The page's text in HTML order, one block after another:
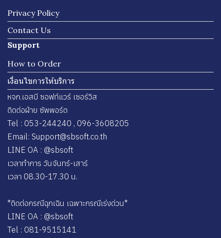
Privacy Policy
Contact Us
Support
How to Order
เงื่อนไขการให้บริการ
หจก.เอสบี ซอฟท์แวร์ เซอร์วิส
ติดต่อฝ่าย ซัพพอร์ต
Tel : 053-244240 , 096-3608205
Email: Support@sbsoft.co.th
LINE OA : @sbsoft
เวลาทำการ วันจันทร์-เสาร์
เวลา 08.30-17.30 น.
*ติดต่อกรณีฉุกเฉิน เฉพาะกรณีเร่งด่วน*
LINE OA : @sbsoft
Tel : 081-9515141